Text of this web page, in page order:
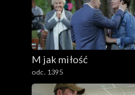
M jak miłość
odc. 1395